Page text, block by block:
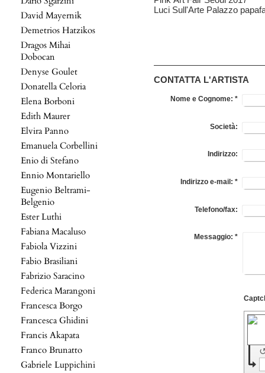
David Mayernik
Demetrios Hatzikos
Dragos Mihai
Dobocan
Denyse Goulet
Donatella Celoria
Elena Borboni
Edith Maurer
Elvira Panno
Emanuela Corbellini
Enio di Stefano
Ennio Montariello
Eugenio Beltrami-
Belgenio
Ester Luthi
Fabiana Macaluso
Fabiola Vizzini
Fabio Brasiliani
Fabrizio Saracino
Federica Marangoni
Francesca Borgo
Francesca Ghidini
Francis Akapata
Franco Brunatto
Gabriele Luppichini
Luci Sull'Arte Palazzo
CONTATTA L'ARTISTA
Nome e Cognome: *
Società:
Indirizzo:
Indirizzo e-mail: *
Telefono/fax:
Messaggio: *